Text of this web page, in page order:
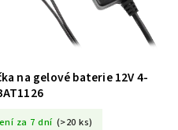
na gelové baterie 12V 4-
za 7 dní (>20 ks)